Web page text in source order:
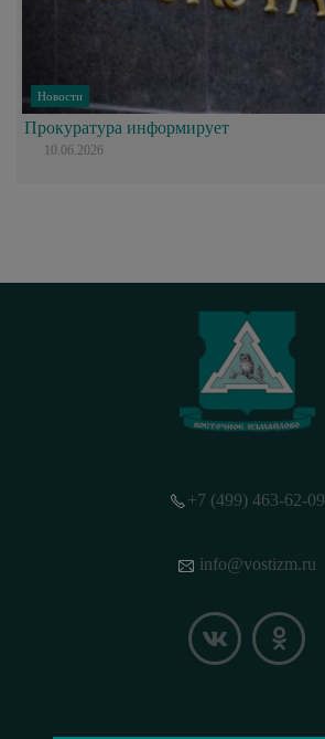
Новости
Прокуратура информирует
10.06.2026
+7 (499) 463-62-09
info@vostizm.ru